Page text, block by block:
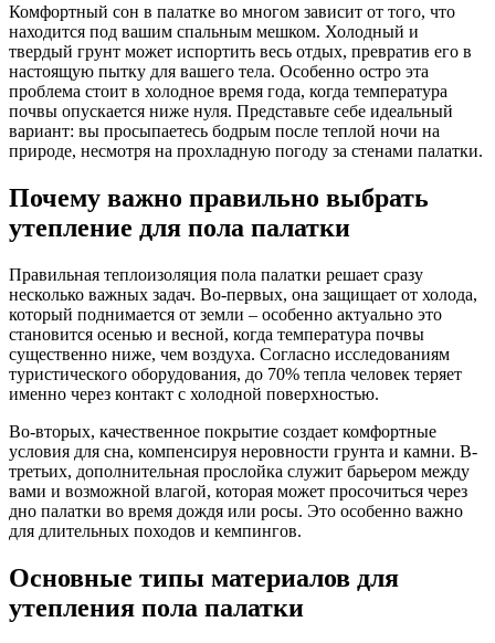
Комфортный сон в палатке во многом зависит от того, что
находится под вашим спальным мешком. Холодный и
твердый грунт может испортить весь отдых, превратив его в
настоящую пытку для вашего тела. Особенно остро эта
проблема стоит в холодное время года, когда температура
почвы опускается ниже нуля. Представьте себе идеальный
вариант: вы просыпаетесь бодрым после теплой ночи на
природе, несмотря на прохладную погоду за стенами палатки.
Почему важно правильно выбрать
утепление для пола палатки
Правильная теплоизоляция пола палатки решает сразу
несколько важных задач. Во-первых, она защищает от холода,
который поднимается от земли – особенно актуально это
становится осенью и весной, когда температура почвы
существенно ниже, чем воздуха. Согласно исследованиям
туристического оборудования, до 70% тепла человек теряет
именно через контакт с холодной поверхностью.
Во-вторых, качественное покрытие создает комфортные
условия для сна, компенсируя неровности грунта и камни. В-
третьих, дополнительная прослойка служит барьером между
вами и возможной влагой, которая может просочиться через
дно палатки во время дождя или росы. Это особенно важно
для длительных походов и кемпингов.
Основные типы материалов для
утепления пола палатки